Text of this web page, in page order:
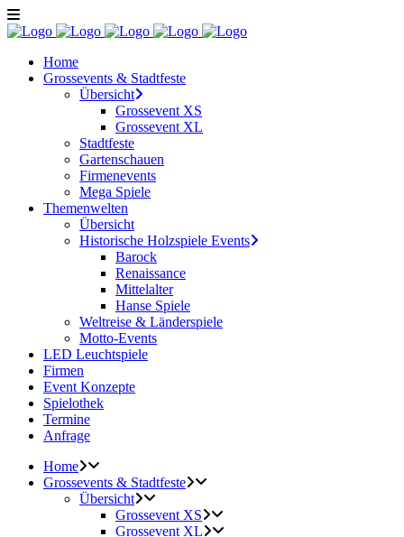
Home
Grossevents & Stadtfeste
Übersicht
Grossevent XS
Grossevent XL
Stadtfeste
Gartenschauen
Firmenevents
Mega Spiele
Themenwelten
Übersicht
Historische Holzspiele Events
Barock
Renaissance
Mittelalter
Hanse Spiele
Weltreise & Länderspiele
Motto-Events
LED Leuchtspiele
Firmen
Event Konzepte
Spielothek
Termine
Anfrage
Home
Grossevents & Stadtfeste
Übersicht
Grossevent XS
Grossevent XL